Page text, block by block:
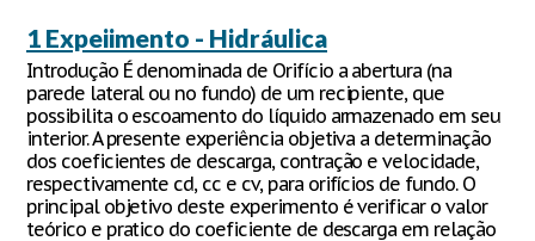
1 Expeiimento - Hidráulica
Introdução É denominada de Orifício a abertura (na
parede lateral ou no fundo) de um recipiente, que
possibilita o escoamento do líquido armazenado em seu
interior. A presente experiência objetiva a determinação
dos coeficientes de descarga, contração e velocidade,
respectivamente cd, cc e cv, para orifícios de fundo. O
principal objetivo deste experimento é verificar o valor
teórico e pratico do coeficiente de descarga em relação